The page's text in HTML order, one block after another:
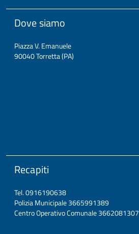
Dove siamo
Piazza V. Emanuele
90040 Torretta (PA)
Recapiti
Tel. 0916190638
Polizia Municipale 3665991389
Centro Operativo Comunale 3662081307